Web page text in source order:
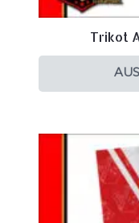
Trikot